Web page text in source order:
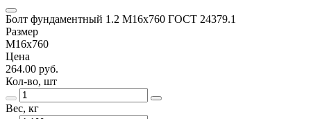
Болт фундаментный 1.2 М16х760 ГОСТ 24379.1
Размер
М16х760
Цена
264.00 руб.
Кол-во, шт
Вес, кг